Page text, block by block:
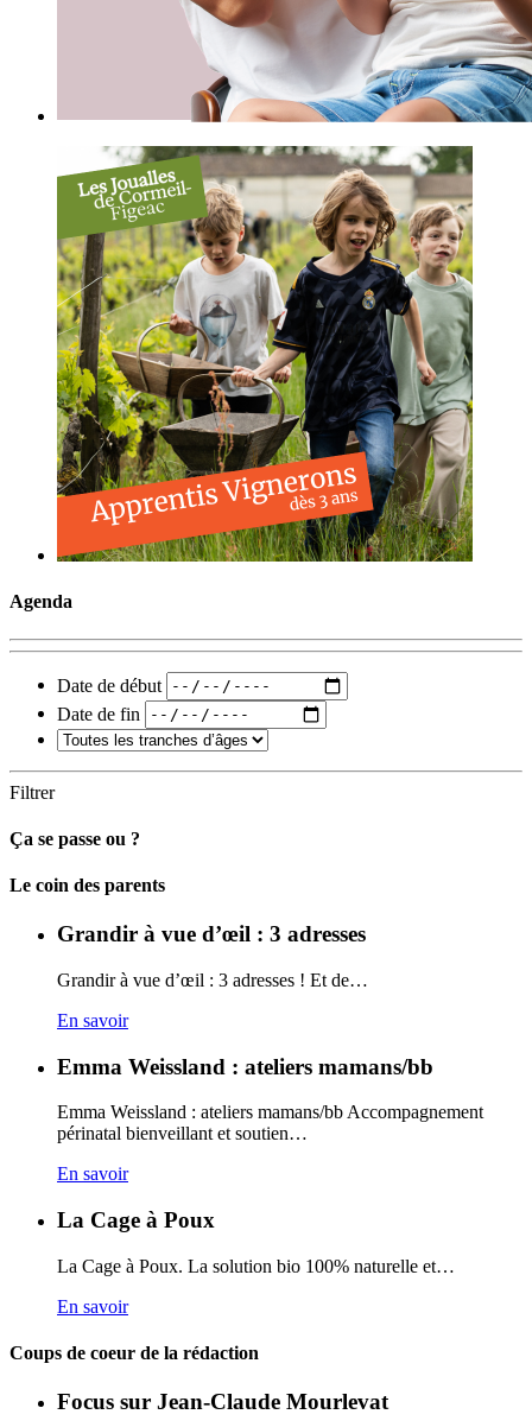
Agenda
Date de début
Date de fin
Filtrer
Ça se passe ou ?
Carto
Le coin des parents
Grandir à vue d’œil : 3 adresses
Grandir à vue d’œil : 3 adresses ! Et de…
En savoir
Emma Weissland : ateliers mamans/bb
Emma Weissland : ateliers mamans/bb Accompagnement
périnatal bienveillant et soutien…
En savoir
La Cage à Poux
La Cage à Poux. La solution bio 100% naturelle et…
En savoir
Coups de coeur de la rédaction
Focus sur Jean-Claude Mourlevat